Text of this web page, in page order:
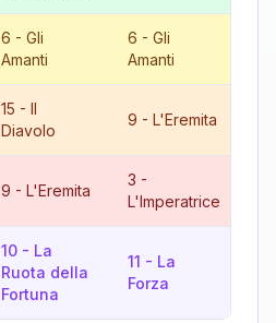
6 - Gli
Amanti
6 - Gli
Amanti
15 - Il
Diavolo
9 - L'Eremita
9 - L'Eremita
3 -
L'Imperatrice
10 - La
Ruota della
Fortuna
11 - La
Forza